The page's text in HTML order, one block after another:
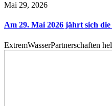
Mai 29, 2026
Am 29. Mai 2026 jährt sich
ExtremWasserPartnerschaften